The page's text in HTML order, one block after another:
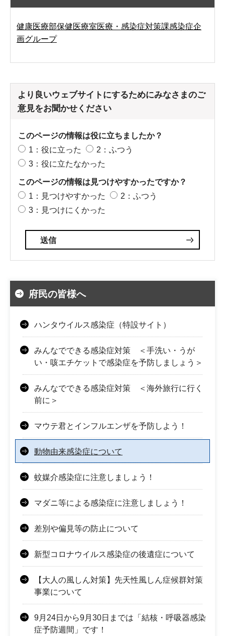
健康医療部保健医療室医療・感染症対策課感染症企
画グループ
より良いウェブサイトにするためにみなさまのご
意見をお聞かせください
このページの情報は役に立ちましたか？
1：役に立った
2：ふつう
3：役に立たなかった
このページの情報は見つけやすかったですか？
1：見つけやすかった
2：ふつう
3：見つけにくかった
府民の皆様へ
ハンタウイルス感染症（特設サイト）
みんなでできる感染症対策 ＜手洗い・うが
い・咳エチケットで感染症を予防しましょう＞
みんなでできる感染症対策 ＜海外旅行に行く
前に＞
マウテ君とインフルエンザを予防しよう！
動物由来感染症について
蚊媒介感染症に注意しましょう！
マダニ等による感染症に注意しましょう！
差別や偏見等の防止について
新型コロナウイルス感染症の後遺症について
【大人の風しん対策】先天性風しん症候群対策
事業について
9月24日から9月30日までは「結核・呼吸器感染
症予防週間」です！